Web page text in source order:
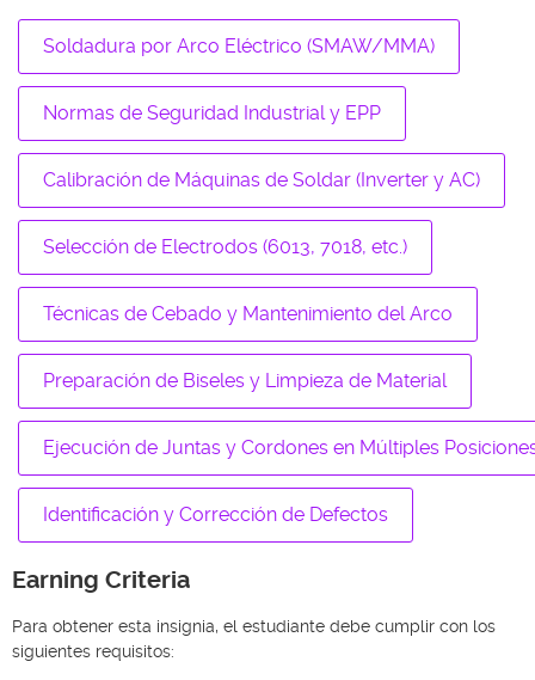
Soldadura por Arco Eléctrico (SMAW/MMA)
Normas de Seguridad Industrial y EPP
Calibración de Máquinas de Soldar (Inverter y AC)
Selección de Electrodos (6013, 7018, etc.)
Técnicas de Cebado y Mantenimiento del Arco
Preparación de Biseles y Limpieza de Material
Ejecución de Juntas y Cordones en Múltiples
Identificación y Corrección de Defectos
Earning Criteria
Para obtener esta insignia, el estudiante debe cumplir con los
siguientes requisitos: